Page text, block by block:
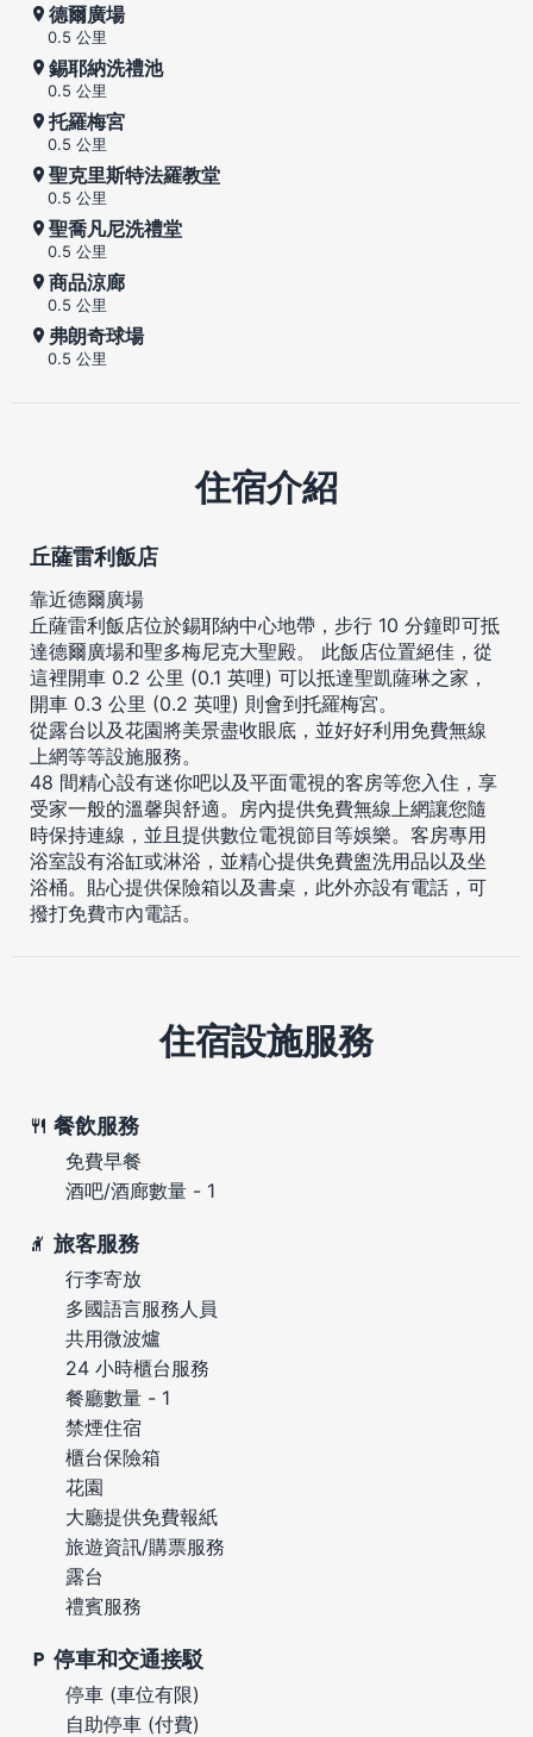
德爾廣場
0.5 公里
錫耶納洗禮池
0.5 公里
托羅梅宮
0.5 公里
聖克里斯特法羅教堂
0.5 公里
聖喬凡尼洗禮堂
0.5 公里
商品涼廊
0.5 公里
弗朗奇球場
0.5 公里
住宿介紹
丘薩雷利飯店
靠近德爾廣場
丘薩雷利飯店位於錫耶納中心地帶，步行 10 分鐘即可抵
達德爾廣場和聖多梅尼克大聖殿。 此飯店位置絕佳，從
這裡開車 0.2 公里 (0.1 英哩) 可以抵達聖凱薩琳之家，
開車 0.3 公里 (0.2 英哩) 則會到托羅梅宮。
從露台以及花園將美景盡收眼底，並好好利用免費無線
上網等等設施服務。
48 間精心設有迷你吧以及平面電視的客房等您入住，享
受家一般的溫馨與舒適。房內提供免費無線上網讓您隨
時保持連線，並且提供數位電視節目等娛樂。客房專用
浴室設有浴缸或淋浴，並精心提供免費盥洗用品以及坐
浴桶。貼心提供保險箱以及書桌，此外亦設有電話，可
撥打免費市內電話。
住宿設施服務
餐飲服務
免費早餐
酒吧/酒廊數量 - 1
旅客服務
行李寄放
多國語言服務人員
共用微波爐
24 小時櫃台服務
餐廳數量 - 1
禁煙住宿
櫃台保險箱
花園
大廳提供免費報紙
旅遊資訊/購票服務
露台
禮賓服務
停車和交通接駁
停車 (車位有限)
自助停車 (付費)